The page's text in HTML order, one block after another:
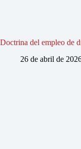
Doctrina del empleo de
26 de abril de